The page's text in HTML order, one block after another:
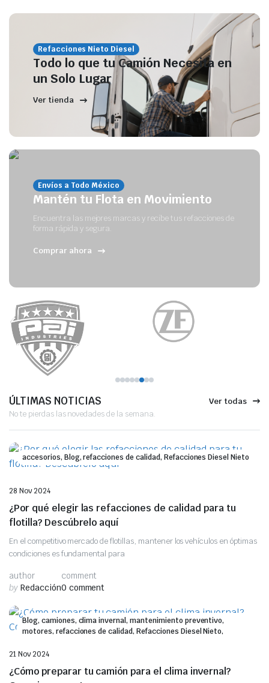
Refacciones Nieto Diesel
Todo lo que tu Camión Necesita en
un Solo Lugar
Ver tienda
Envíos a Todo México
Mantén tu Flota en Movimiento
Encuentra las mejores marcas y recibe tus refacciones de
forma rápida y segura.
Comprar ahora
ÚLTIMAS NOTICIAS
No te pierdas las novedades de la semana.
Ver todas
accesorios, Blog, refacciones de calidad, Refacciones Diesel Nieto
28 Nov 2024
¿Por qué elegir las refacciones de calidad para tu
flotilla? Descúbrelo aquí
En el competitivo mercado de flotillas, mantener los vehículos en óptimas
condiciones es fundamental para
author
by Redacción
comment
0 comment
Blog, camiones, clima invernal, mantenimiento preventivo,
motores, refacciones de calidad, Refacciones Diesel Nieto,
21 Nov 2024
¿Cómo preparar tu camión para el clima invernal?